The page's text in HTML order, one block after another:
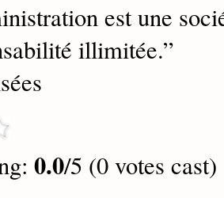
est une
illimitée.”
0.0/5 (0 votes cast)